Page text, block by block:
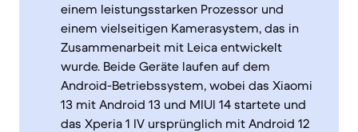
einem leistungsstarken Prozessor und
einem vielseitigen Kamerasystem, das in
Zusammenarbeit mit Leica entwickelt
wurde. Beide Geräte laufen auf dem
Android-Betriebssystem, wobei das Xiaomi
13 mit Android 13 und MIUI 14 startete und
das Xperia 1 IV ursprünglich mit Android 12